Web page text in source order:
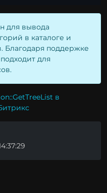
для вывода
в каталоге и
Благодаря поддержке
для
в